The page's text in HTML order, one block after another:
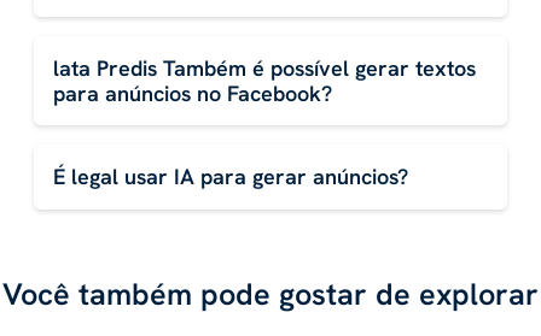
lata Predis Também é possível gerar textos
para anúncios no Facebook?
É legal usar IA para gerar anúncios?
Você também pode gostar de explorar